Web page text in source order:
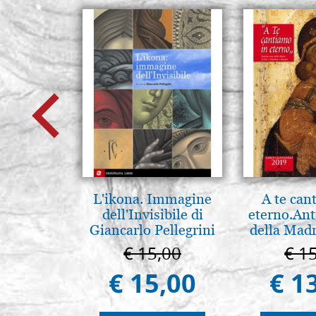
L'ikona. Immagine
dell'Invisibile di
Giancarlo Pellegrini
€ 15,00
€ 15,00
A te
della
(libro-
€
€